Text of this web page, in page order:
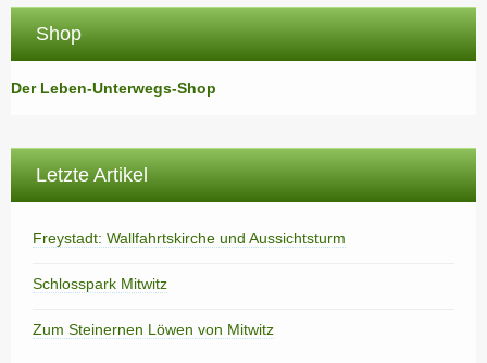
Shop
Der Leben-Unterwegs-Shop
Letzte Artikel
Freystadt: Wallfahrtskirche und Aussichtsturm
Schlosspark Mitwitz
Zum Steinernen Löwen von Mitwitz